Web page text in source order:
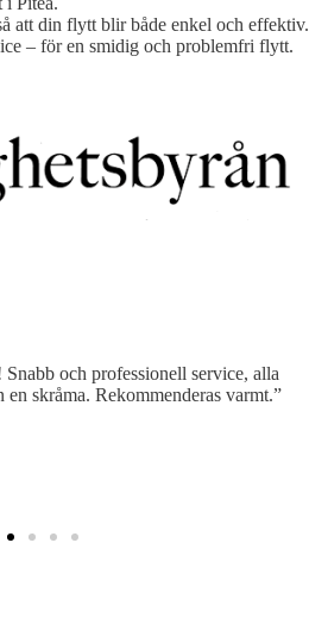
att din flytt blir både enkel och effektiv.
– för en smidig och problemfri flytt.
och professionell service, alla
skråma. Rekommenderas varmt.”